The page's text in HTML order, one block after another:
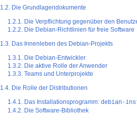
1.2. Die Grundlagendokumente
1.2.1. Die Verpflichtung gegenüber den
1.2.2. Die Debian-Richtlinien für freie Software
1.3. Das Innenleben des Debian-Projekts
1.3.1. Die Debian-Entwickler
1.3.2. Die aktive Rolle der Anwender
1.3.3. Teams und Unterprojekte
1.4. Die Rolle der Distributionen
1.4.1. Das Installationsprogramm:debian-
1.4.2. Die Software-Bibliothek